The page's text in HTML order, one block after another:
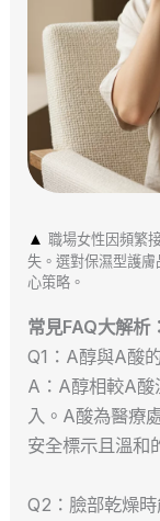
▲ 職場女性因頻繁
失。選對保濕型護
心策略。
常見FAQ大解析：
Q1：A醇與A酸
A：A醇相較A酸
入。A酸為醫療
安全標示且溫和
Q2：臉部乾燥